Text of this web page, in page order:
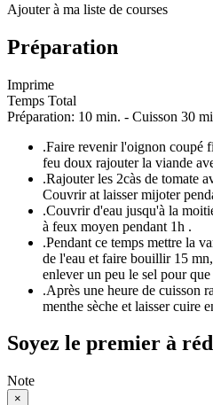
Ajouter à ma liste de courses
Préparation
Imprime
Temps Total
Préparation: 10 min. - Cuisson 30
.Faire revenir l'oignon coupé
feu doux rajouter la viande
.Rajouter les 2càs de tomate
Couvrir at laisser mijoter
.Couvrir d'eau jusqu'à la
à feux moyen pendant 1h .
.Pendant ce temps mettre la
de l'eau et faire bouillir 15
enlever un peu le sel pour
.Après une heure de cuisson
menthe sèche et laisser cuire
Soyez le premier à
Note
×